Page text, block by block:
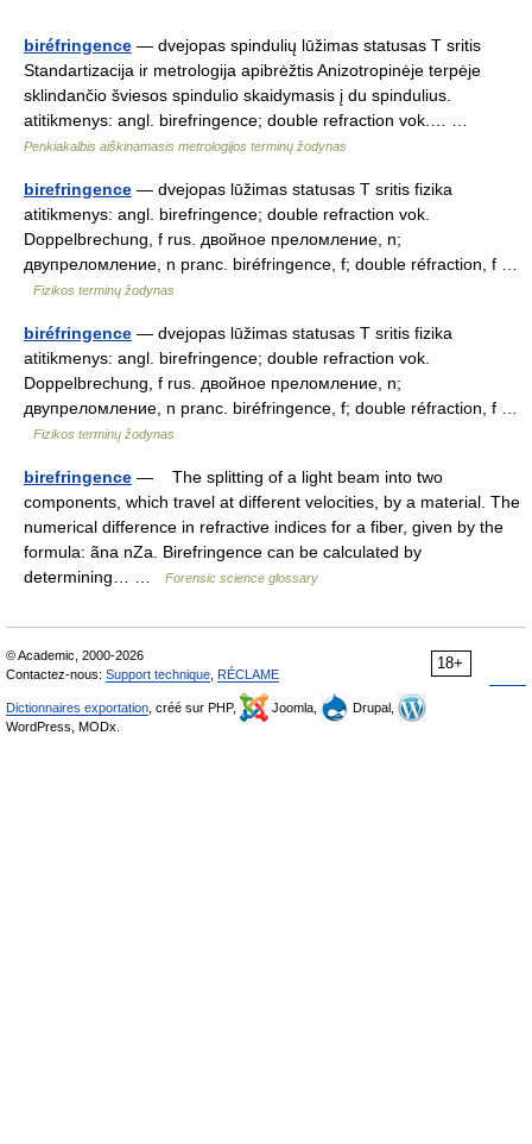
biréfringence — dvejopas spindulių lūžimas statusas T sritis
Standartizacija ir metrologija apibrėžtis Anizotropinėje terpėje
sklindančio šviesos spindulio skaidymasis į du spindulius.
atitikmenys: angl. birefringence; double refraction vok.… …
Penkiakalbis aiškinamasis metrologijos terminų žodynas
birefringence — dvejopas lūžimas statusas T sritis fizika
atitikmenys: angl. birefringence; double refraction vok.
Doppelbrechung, f rus. двойное преломление, n;
двупреломление, n pranc. biréfringence, f; double réfraction, f …
Fizikos terminų žodynas
biréfringence — dvejopas lūžimas statusas T sritis fizika
atitikmenys: angl. birefringence; double refraction vok.
Doppelbrechung, f rus. двойное преломление, n;
двупреломление, n pranc. biréfringence, f; double réfraction, f …
Fizikos terminų žodynas
birefringence — The splitting of a light beam into two
components, which travel at different velocities, by a material. The
numerical difference in refractive indices for a fiber, given by the
formula: ãna nZa. Birefringence can be calculated by
determining… …
Forensic science glossary
18+
© Academic, 2000-2026
Contactez-nous: Support technique RÉCLAME
Dictionnaires exportation , créé sur PHP, Joomla,
Drupal,
WordPress, MODx.